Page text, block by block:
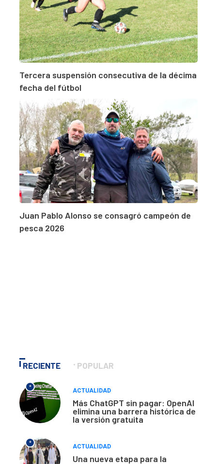
Tercera suspensión consecutiva de la décima
fecha del fútbol
Juan Pablo Alonso se consagró campeón de
pesca 2026
RECIENTE POPULAR
*
ACTUALIDAD
Más ChatGPT sin pagar: OpenAI
elimina una barrera histórica de
la versión gratuita
*
ACTUALIDAD
Una nueva etapa para la